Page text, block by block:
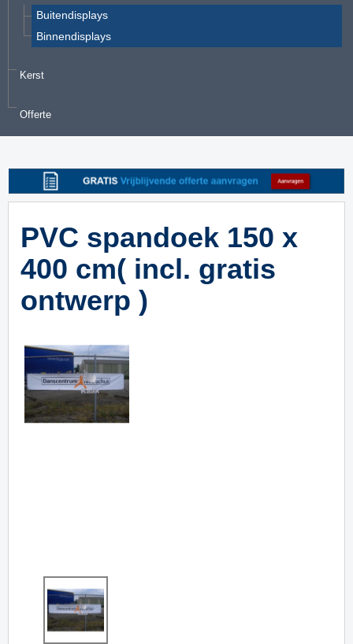
Buitendisplays
Binnendisplays
Kerst
Offerte
PVC spandoek 150 x
400 cm( incl. gratis
ontwerp )